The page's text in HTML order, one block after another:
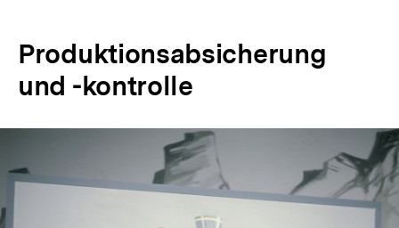
Produktionsabsicherung
und -kontrolle